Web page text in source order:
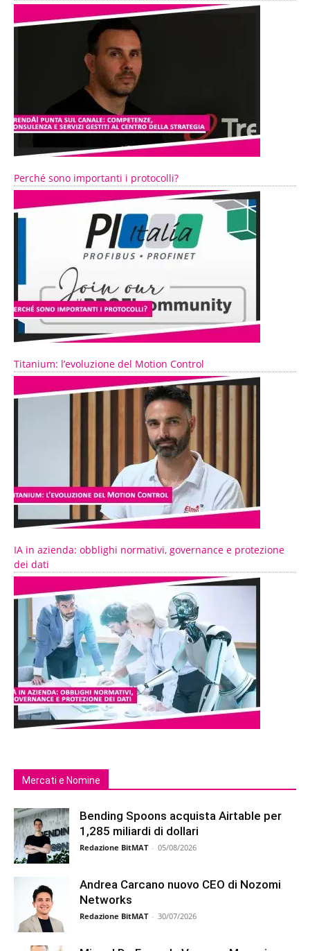
Perché sono importanti i protocolli?
Titanium: l’evoluzione del Motion Control
IA in azienda: obblighi normativi, governance e protezione
dei dati
Mercati e Nomine
Bending Spoons acquista Airtable per
1,285 miliardi di dollari
Redazione BitMAT - 05/08/2026
Andrea Carcano nuovo CEO di Nozomi
Networks
Redazione BitMAT - 30/07/2026